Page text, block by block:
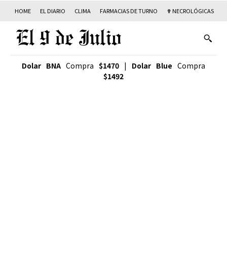
HOME EL DIARIO CLIMA FARMACIAS DE TURNO ✟ NECROLÓGICAS
Dolar BNA Compra $1470 | Dolar Blue Compra
$1492